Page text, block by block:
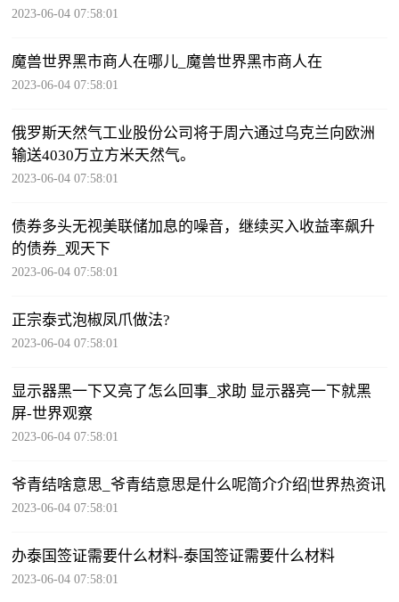
2023-06-04 07:58:01
魔兽世界黑市商人在哪儿_魔兽世界黑市商人在
2023-06-04 07:58:01
俄罗斯天然气工业股份公司将于周六通过乌克兰向欧洲
输送4030万立方米天然气。
2023-06-04 07:58:01
债券多头无视美联储加息的噪音，继续买入收益率飙升
的债券_观天下
2023-06-04 07:58:01
正宗泰式泡椒凤爪做法?
2023-06-04 07:58:01
显示器黑一下又亮了怎么回事_求助 显示器亮一下就黑
屏-世界观察
2023-06-04 07:58:01
爷青结啥意思_爷青结意思是什么呢简介介绍|世界热资讯
2023-06-04 07:58:01
办泰国签证需要什么材料-泰国签证需要什么材料
2023-06-04 07:58:01